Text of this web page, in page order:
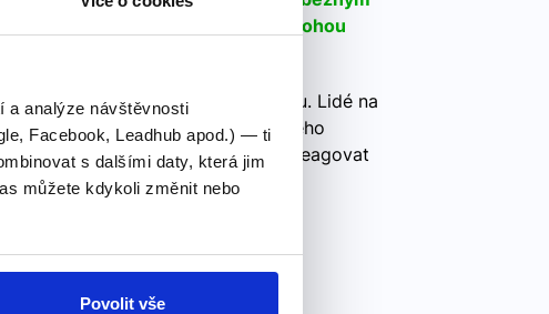
a analýze návštěvnosti
Facebook, Leadhub apod.) — ti
s dalšími daty, která jim
můžete kdykoli změnit nebo
Povolit vše
a řešit veškeré situace, které mohou
považována za středně pokročilou. Lidé na
myšlenkám mluveného i psaného
výrazů. Dokážou spontánně reagovat
in... and out